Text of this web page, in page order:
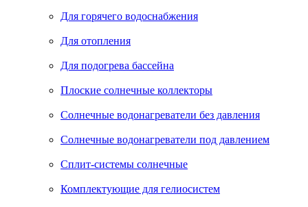
Для горячего водоснабжения
Для отопления
Для подогрева бассейна
Плоские солнечные коллекторы
Солнечные водонагреватели без давления
Солнечные водонагреватели под давлением
Сплит-системы солнечные
Комплектующие для гелиосистем